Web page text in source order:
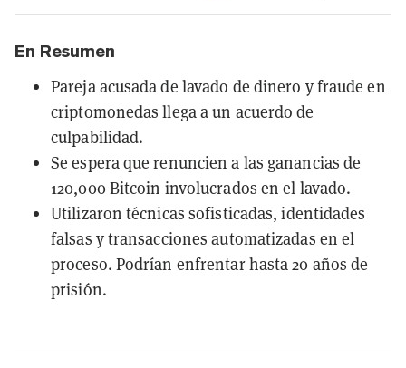
En Resumen
Pareja acusada de lavado de dinero y fraude en
criptomonedas llega a un acuerdo de
culpabilidad.
Se espera que renuncien a las ganancias de
120,000 Bitcoin involucrados en el lavado.
Utilizaron técnicas sofisticadas, identidades
falsas y transacciones automatizadas en el
proceso. Podrían enfrentar hasta 20 años de
prisión.